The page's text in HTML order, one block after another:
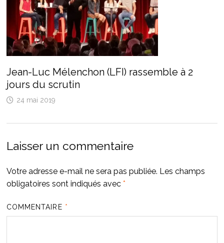
Jean-Luc Mélenchon (LFI) rassemble à 2
jours du scrutin
24 mai 2019
Laisser un commentaire
Votre adresse e-mail ne sera pas publiée. Les champs
obligatoires sont indiqués avec *
COMMENTAIRE *